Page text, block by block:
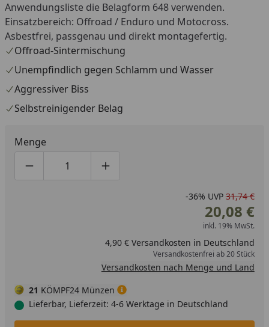
Anwendungsliste die Belagform 648 verwenden.
Einsatzbereich: Offroad / Enduro und Motocross.
Asbestfrei, passgenau und direkt montagefertig.
Offroad-Sintermischung
Unempfindlich gegen Schlamm und Wasser
Aggressiver Biss
Selbstreinigender Belag
Menge
Produktmenge um eins verringern
Produktmenge manuell eingeben
Produktmenge um eins erhöhen
-36% UVP 31,74 €
20,08 €
inkl. 19% MwSt.
4,90 € Versandkosten in Deutschland
Versandkostenfrei ab 20 Stück
Versandkosten nach Menge und Land
21 KÖMPF24 Münzen
Lieferbar, Lieferzeit: 4-6 Werktage in Deutschland